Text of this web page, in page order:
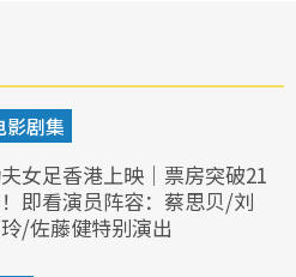
影剧集
女足香港上映｜票房突破21
即看演员阵容：蔡思贝/刘
/佐藤健特别演出